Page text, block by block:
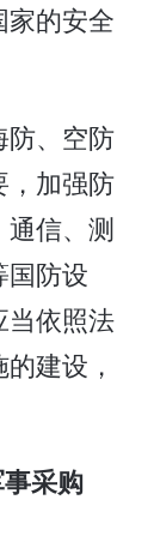
家的安全
、空防
，加强防
通信、测
国防设
当依照法
建设，
采购